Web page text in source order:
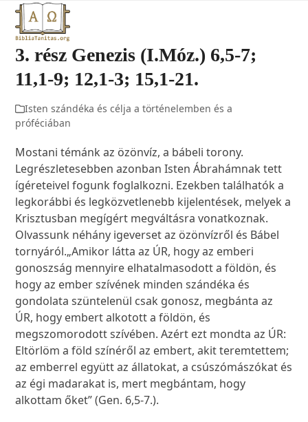
Skip
content
Open
mobile
menu
Close
mobile
menu
3. rész Genezis (I.Móz.) 6,5-7;
11,1-9; 12,1-3; 15,1-21.
Isten szándéka és célja a történelemben és a
próféciában
Mostani témánk az özönvíz, a bábeli torony.
Legrészletesebben azonban Isten Ábrahámnak tett
ígéreteivel fogunk foglalkozni. Ezekben találhatók a
legkorábbi és legközvetlenebb kijelentések, melyek a
Krisztusban megígért megváltásra vonatkoznak.
Olvassunk néhány igeverset az özönvízről és Bábel
tornyáról.„Amikor látta az ÚR, hogy az emberi
gonoszság mennyire elhatalmasodott a földön, és
hogy az ember szívének minden szándéka és
gondolata szüntelenül csak gonosz, megbánta az
ÚR, hogy embert alkotott a földön, és
megszomorodott szívében. Azért ezt mondta az ÚR:
Eltörlöm a föld színéről az embert, akit teremtettem;
az emberrel együtt az állatokat, a csúszómászókat és
az égi madarakat is, mert megbántam, hogy
alkottam őket” (Gen. 6,5-7.).